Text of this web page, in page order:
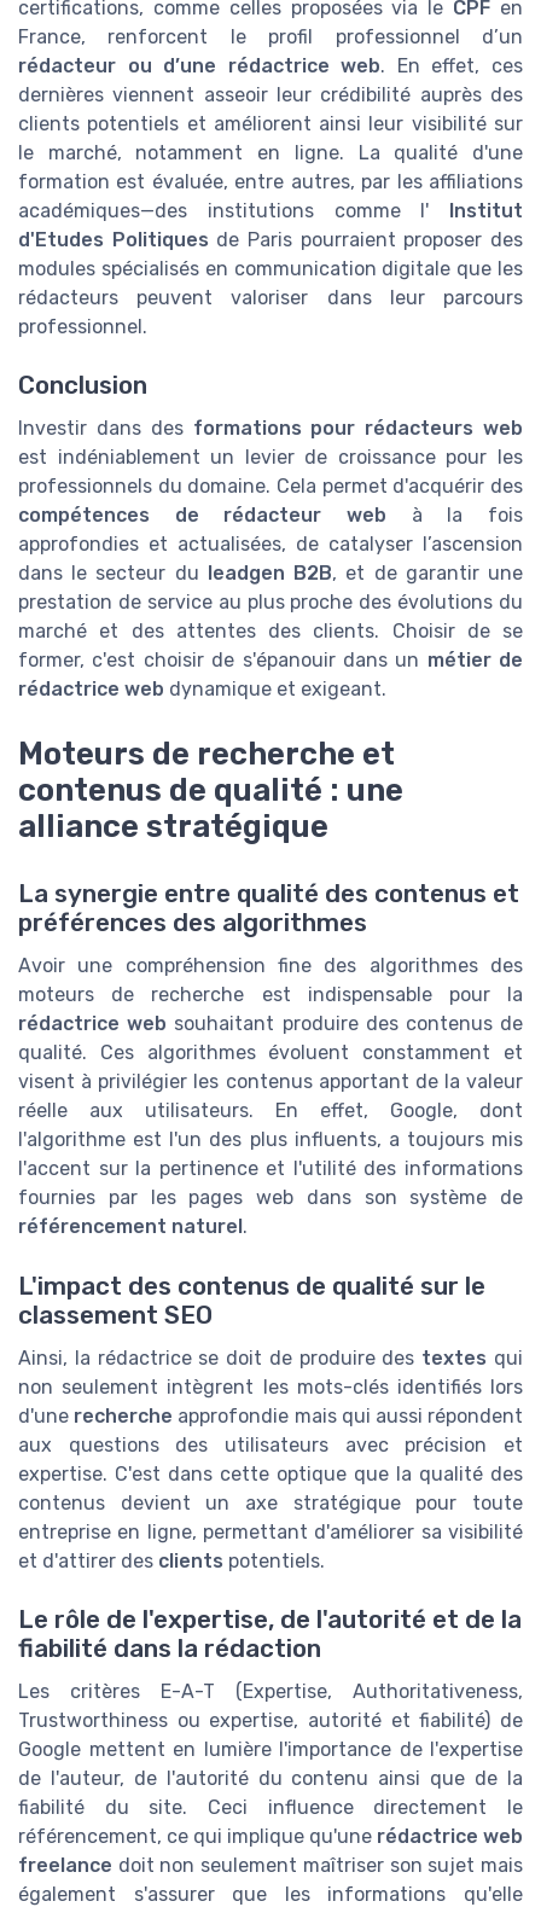
certifications, comme celles proposées via le CPF en
France, renforcent le profil professionnel d’un
rédacteur ou d’une rédactrice web. En effet, ces
dernières viennent asseoir leur crédibilité auprès des
clients potentiels et améliorent ainsi leur visibilité sur
le marché, notamment en ligne. La qualité d'une
formation est évaluée, entre autres, par les affiliations
académiques—des institutions comme l' Institut
d'Etudes Politiques de Paris pourraient proposer des
modules spécialisés en communication digitale que les
rédacteurs peuvent valoriser dans leur parcours
professionnel.
Conclusion
Investir dans des formations pour rédacteurs web
est indéniablement un levier de croissance pour les
professionnels du domaine. Cela permet d'acquérir des
compétences de rédacteur web à la fois
approfondies et actualisées, de catalyser l’ascension
dans le secteur du leadgen B2B, et de garantir une
prestation de service au plus proche des évolutions du
marché et des attentes des clients. Choisir de se
former, c'est choisir de s'épanouir dans un métier de
rédactrice web dynamique et exigeant.
Moteurs de recherche et
contenus de qualité : une
alliance stratégique
La synergie entre qualité des contenus et
préférences des algorithmes
Avoir une compréhension fine des algorithmes des
moteurs de recherche est indispensable pour la
rédactrice web souhaitant produire des contenus de
qualité. Ces algorithmes évoluent constamment et
visent à privilégier les contenus apportant de la valeur
réelle aux utilisateurs. En effet, Google, dont
l'algorithme est l'un des plus influents, a toujours mis
l'accent sur la pertinence et l'utilité des informations
fournies par les pages web dans son système de
référencement naturel .
L'impact des contenus de qualité sur le
classement SEO
Ainsi, la rédactrice se doit de produire des textes qui
non seulement intègrent les mots-clés identifiés lors
d'une recherche approfondie mais qui aussi répondent
aux questions des utilisateurs avec précision et
expertise. C'est dans cette optique que la qualité des
contenus devient un axe stratégique pour toute
entreprise en ligne, permettant d'améliorer sa visibilité
et d'attirer des clients potentiels.
Le rôle de l'expertise, de l'autorité et de la
fiabilité dans la rédaction
Les critères E-A-T (Expertise, Authoritativeness,
Trustworthiness ou expertise, autorité et fiabilité) de
Google mettent en lumière l'importance de l'expertise
de l'auteur, de l'autorité du contenu ainsi que de la
fiabilité du site. Ceci influence directement le
référencement, ce qui implique qu'une rédactrice web
freelance doit non seulement maîtriser son sujet mais
également s'assurer que les informations qu'elle